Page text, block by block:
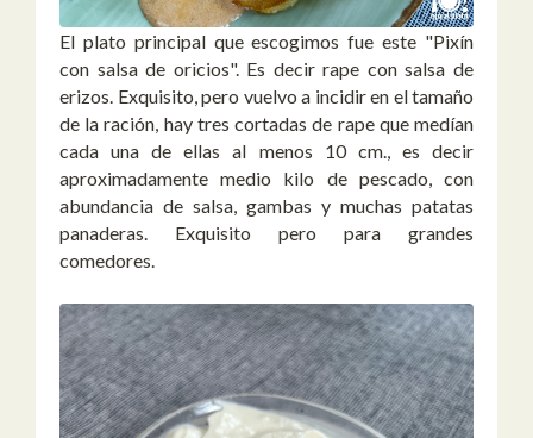
El plato principal que escogimos fue este "Pixín
con salsa de oricios". Es decir rape con salsa de
erizos. Exquisito, pero vuelvo a incidir en el tamaño
de la ración, hay tres cortadas de rape que medían
cada una de ellas al menos 10 cm., es decir
aproximadamente medio kilo de pescado, con
abundancia de salsa, gambas y muchas patatas
panaderas. Exquisito pero para grandes
comedores.